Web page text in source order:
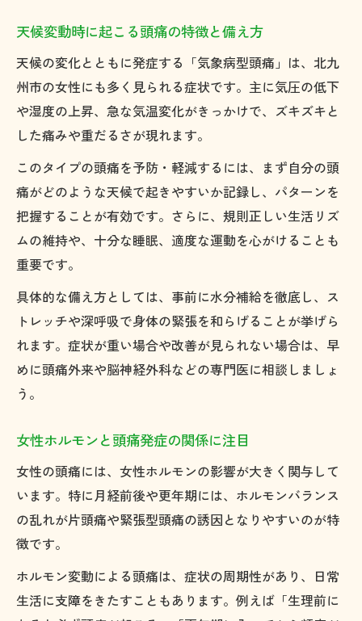
天候変動時に起こる頭痛の特徴と備え方
天候の変化とともに発症する「気象病型頭痛」は、北九
州市の女性にも多く見られる症状です。主に気圧の低下
や湿度の上昇、急な気温変化がきっかけで、ズキズキと
した痛みや重だるさが現れます。
このタイプの頭痛を予防・軽減するには、まず自分の頭
痛がどのような天候で起きやすいか記録し、パターンを
把握することが有効です。さらに、規則正しい生活リズ
ムの維持や、十分な睡眠、適度な運動を心がけることも
重要です。
具体的な備え方としては、事前に水分補給を徹底し、ス
トレッチや深呼吸で身体の緊張を和らげることが挙げら
れます。症状が重い場合や改善が見られない場合は、早
めに頭痛外来や脳神経外科などの専門医に相談しましょ
う。
女性ホルモンと頭痛発症の関係に注目
女性の頭痛には、女性ホルモンの影響が大きく関与して
います。特に月経前後や更年期には、ホルモンバランス
の乱れが片頭痛や緊張型頭痛の誘因となりやすいのが特
徴です。
ホルモン変動による頭痛は、症状の周期性があり、日常
生活に支障をきたすこともあります。例えば「生理前に